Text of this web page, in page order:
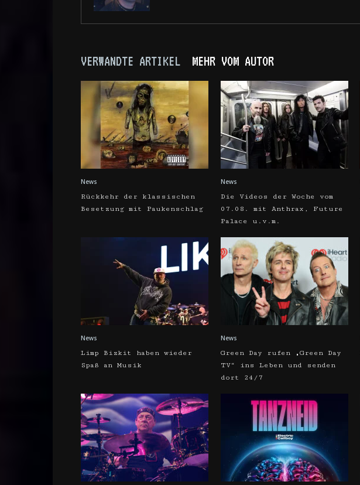
VERWANDTE ARTIKEL MEHR VOM AUTOR
News
Rückkehr der klassischen
Besetzung mit Paukenschlag
News
Die Videos der Woche vom
07.08. mit Anthrax, Future
Palace u.v.m.
News
Limp Bizkit haben wieder
Spaß an Musik
News
Green Day rufen „Green Day
TV“ ins Leben und senden
dort 24/7